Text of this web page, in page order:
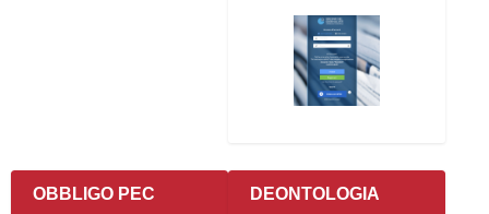
OBBLIGO PEC DEONTOLOGIA